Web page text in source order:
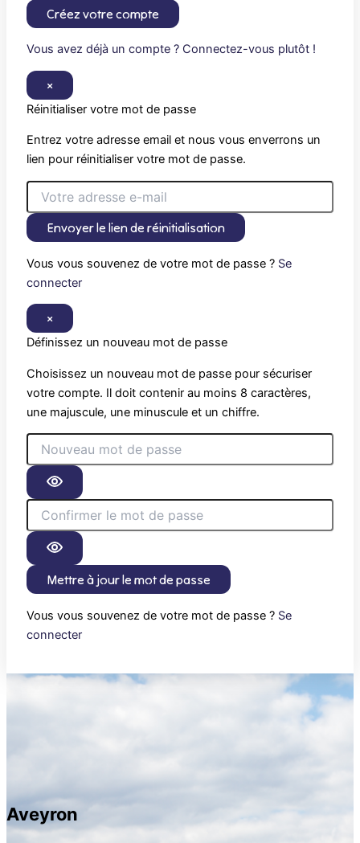
Créez votre compte
Vous avez déjà un compte ? Connectez-vous plutôt !
×
Réinitialiser votre mot de passe
Entrez votre adresse email et nous vous enverrons un
lien pour réinitialiser votre mot de passe.
Envoyer le lien de réinitialisation
Vous vous souvenez de votre mot de passe ? Se
connecter
×
Définissez un nouveau mot de passe
Choisissez un nouveau mot de passe pour sécuriser
votre compte. Il doit contenir au moins 8 caractères,
une majuscule, une minuscule et un chiffre.
Mettre à jour le mot de passe
Vous vous souvenez de votre mot de passe ? Se
connecter
Aveyron